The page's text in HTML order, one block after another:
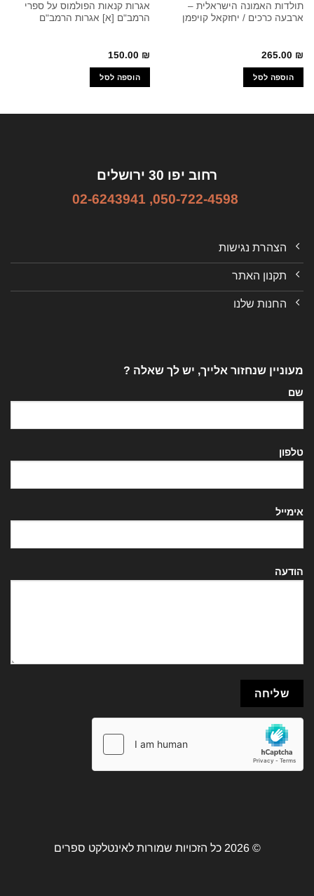
תולדות האמונה הישראלית –
ארבעה כרכים / יחזקאל קויפמן
265.00 ₪
הוספה לסל
אגרות קנאות הפולמוס על ספרי
הרמב"ם [א] אגרות הרמב"ם
150.00 ₪
הוספה לסל
רחוב יפו 30 ירושלים
050-722-4598
,
02-6243941
הצהרת נגישות
תקנון האתר
החנות שלנו
מעוניין שנחזור אלייך, יש לך שאלה ?
שם
טלפון
אימייל
הודעה
© 2026 כל הזכויות שמורות לאינטלקט ספרים